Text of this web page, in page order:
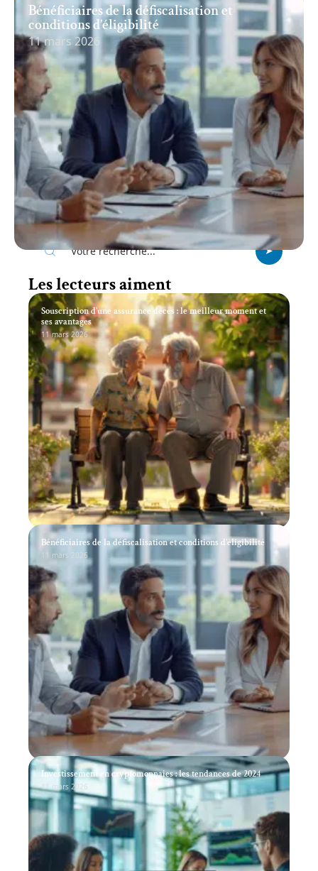
Bénéficiaires de la défiscalisation et
conditions d’éligibilité
11 mars 2026
Recherche
Les lecteurs aiment
Souscription d’une assurance décès : le meilleur moment et
ses avantages
11 mars 2026
Bénéficiaires de la défiscalisation et conditions d’éligibilité
11 mars 2026
Investissement en cryptomonnaies : les tendances de 2024
11 mars 2026